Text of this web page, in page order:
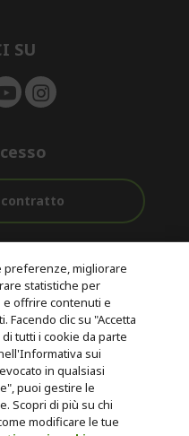
e
SU
contratto
post
Con 0% Di
Tasso
D'interesse
dei prodotti Acer venduti in
preferenze, migliorare
statistiche per
offrire contenuti e
Facendo clic su "Accetta
tutti i cookie da parte
sui
in qualsiasi
puoi gestire le
Scopri di più su chi
modificare le tue